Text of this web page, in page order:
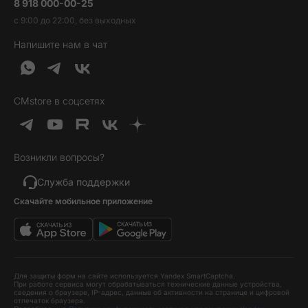
Наушники и колонки
Гаджеты
Услуги и софт
Идеи подарков
Товары дня
Выгодные комплекты
Хиты продаж
Уценка
Трейд-ин
Гарантия и возврат
Доставка и оплата
Кредит и рассрочка
Вакансии
Контакты
Обратная связь
О нас
8 918 000-00-25
с 9:00 до 22:00, без выходных
Напишите нам в чат
CMstore в соцсетях
Возникли вопросы?
Служба поддержки
Скачайте мобильное приложение
Для защиты форм на сайте используется Yandex SmartCaptcha.
При работе сервиса могут обрабатываться технические данные устройства,
сведения о браузере, IP-адрес, данные об активности на странице и цифровой
отпечаток браузера.